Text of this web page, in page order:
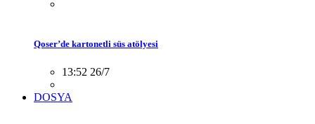
Qoser’de kartonetli süs atölyesi
13:52 26/7
DOSYA